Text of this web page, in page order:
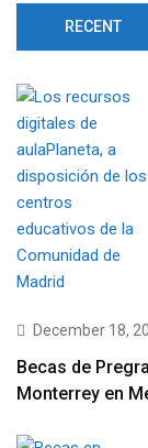
RECENT
December 18,
Becas de
Monterrey en